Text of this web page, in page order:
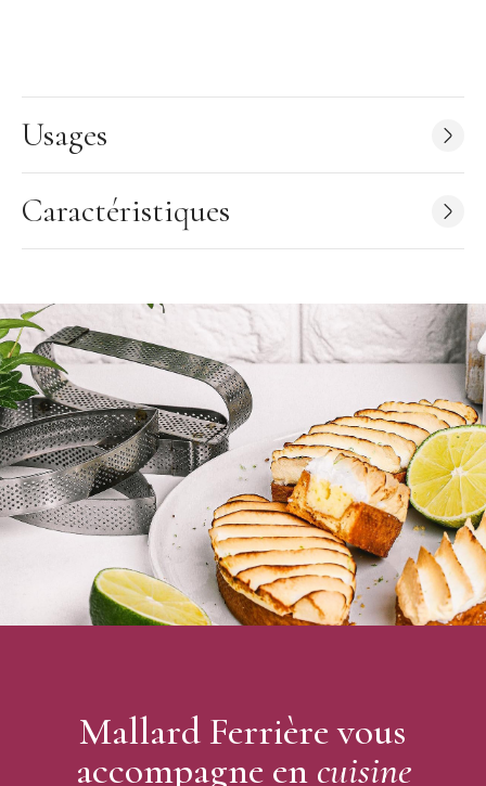
Cuisson rapide
Coloration homogène
Démoulage facile
Caractéristiques du Moule
Moule rond uni à bord roulé
Diamètre : 8.5 cm
Nombre de moules par blister : 12
Moule anti-adhésif
Graisser lors des 2-3 premières utilisations
Conseils d'entretien : nettoyer par essuyage. Ne pas utiliser
d'éponge abrasive.
Ne pas soumettre à l'humidité (lave-vaisselle, évier,
réfrigérateur...)
Usages
Caractéristiques
Mallard Ferrière vous
accompagne en cuisine